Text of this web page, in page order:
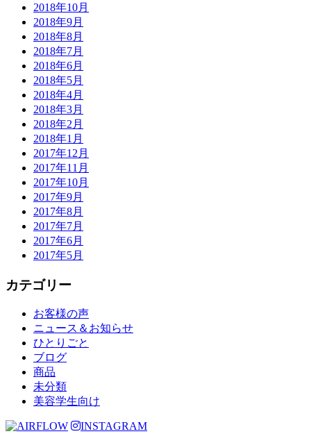
2018年10月
2018年9月
2018年8月
2018年7月
2018年6月
2018年5月
2018年4月
2018年3月
2018年2月
2018年1月
2017年12月
2017年11月
2017年10月
2017年9月
2017年8月
2017年7月
2017年6月
2017年5月
カテゴリー
お客様の声
ニュース＆お知らせ
ひとりごと
ブログ
商品
未分類
美容学生向け
INSTAGRAM